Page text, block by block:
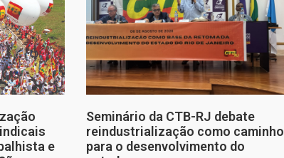
e
Seminário da CTB-RJ debate
reindustrialização como caminho
para o desenvolvimento do